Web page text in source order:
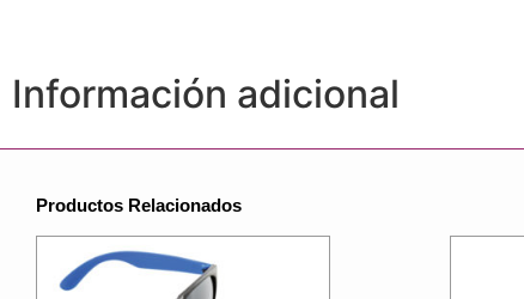
Información adicional
Productos Relacionados